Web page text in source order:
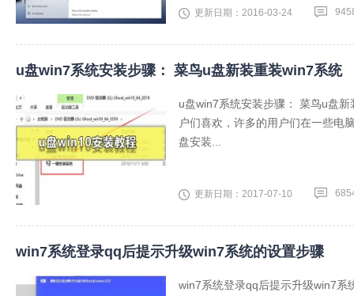
更新日期：2016-03-24
u盘win7系统安装步骤： 菜鸟u盘新装重装win7系统
u盘win7系统安装步骤： 菜鸟u盘
户们喜欢，许多的用户们在一些电
盘安装...
更新日期：2017-07-10
win7系统登录qq后提示升级win7系统的设置步骤
win7系统登录qq后提示升级win7系